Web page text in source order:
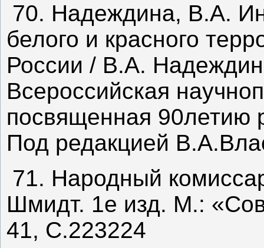
70. Надеждина, В.А.
белого и красного
России / В.А.
Всероссийская
посвященная 90летию
Под редакцией
71. Народный
Шмидт. 1е изд. М.:
41, С.223224